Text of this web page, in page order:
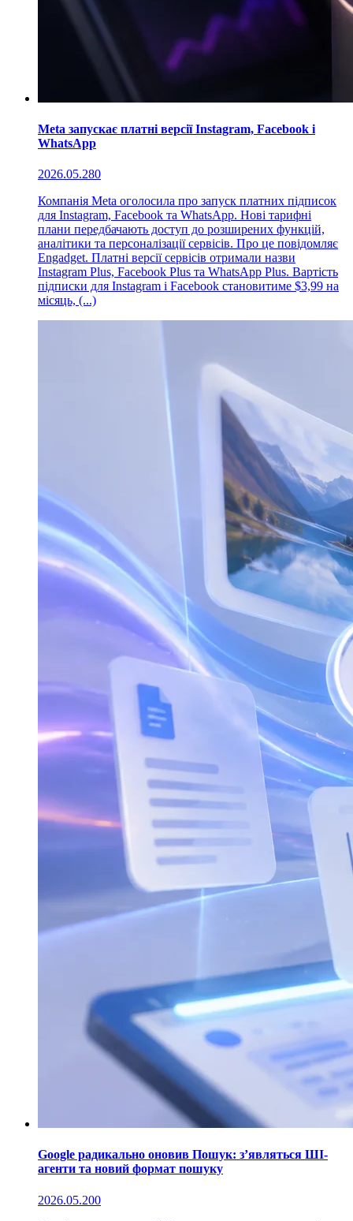
Meta запускає платні версії Instagram, Facebook і
WhatsApp
2026.05.280
Компанія Meta оголосила про запуск платних підписок
для Instagram, Facebook та WhatsApp. Нові тарифні
плани передбачають доступ до розширених функцій,
аналітики та персоналізації сервісів. Про це повідомляє
Engadget. Платні версії сервісів отримали назви
Instagram Plus, Facebook Plus та WhatsApp Plus. Вартість
підписки для Instagram і Facebook становитиме $3,99 на
місяць, (...)
Google радикально оновив Пошук: з’являться ШІ-
агенти та новий формат пошуку
2026.05.200